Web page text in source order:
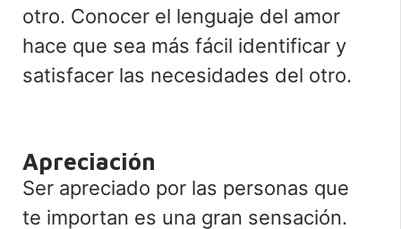
otro. Conocer el lenguaje del amor
hace que sea más fácil identificar y
satisfacer las necesidades del otro.
Apreciación
Ser apreciado por las personas que
te importan es una gran sensación.